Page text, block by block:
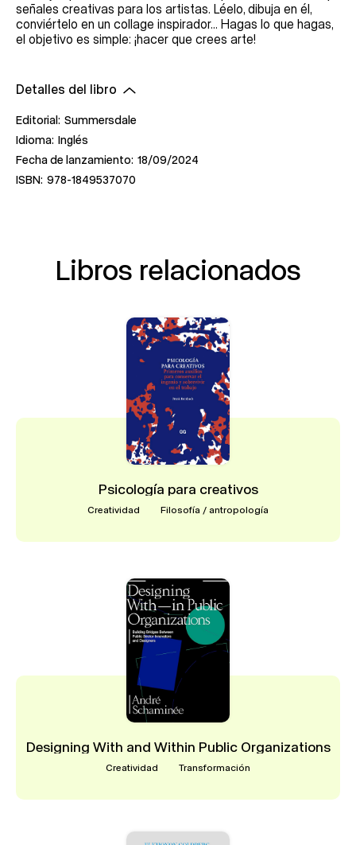
señales creativas para los artistas. Léelo, dibuja en él,
conviértelo en un collage inspirador... Hagas lo que hagas,
el objetivo es simple: ¡hacer que crees arte!
Detalles del libro
Editorial: Summersdale
Idioma: Inglés
Fecha de lanzamiento: 18/09/2024
ISBN: 978-1849537070
Libros relacionados
Psicología para creativos
Creatividad Filosofía / antropología
Designing With and Within Public Organizations
Creatividad Transformación